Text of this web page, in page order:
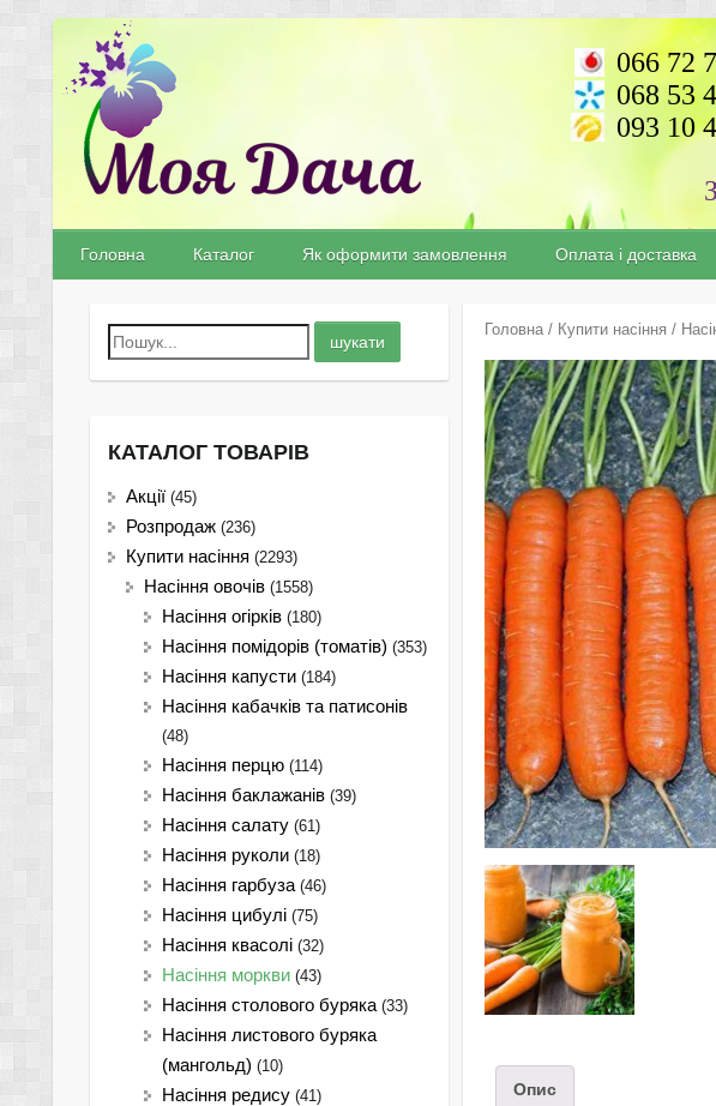
066 72
068 53
093 10
Головна Каталог Як оформити замовлення Оплата і доставка
Головна/ Купити насіння /
Опис
КАТАЛОГ ТОВАРІВ
Акції (45)
Розпродаж (236)
Купити насіння (2293)
Насіння овочів (1558)
Насіння огірків (180)
Насіння помідорів (томатів) (353)
Насіння капусти (184)
Насіння кабачків та патисонів
(48)
Насіння перцю (114)
Насіння баклажанів (39)
Насіння салату (61)
Насіння руколи (18)
Насіння гарбуза (46)
Насіння цибулі (75)
Насіння квасолі (32)
Насіння моркви (43)
Насіння столового буряка (33)
Насіння листового буряка
(мангольд) (10)
Насіння редису (41)